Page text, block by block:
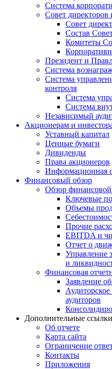
Система
Совет директоров
Совет
Состав
Комитеты
Президент и
Система
Система
контроля
Система
Система
Независимый
Акционерам и
Уставный капитал
Ценные бумаги
Дивиденды
Права акционеров
Информационная
Финансовый обзор
Обзор
Ключевые
Объемы
Прочие
EBITDA и
Отчет о
Управление
и
Финансовая
Заявление
аудиторов
Дополнительные ссылки
Об отчете
Карта сайта
Ограничение
Контакты
Приложения